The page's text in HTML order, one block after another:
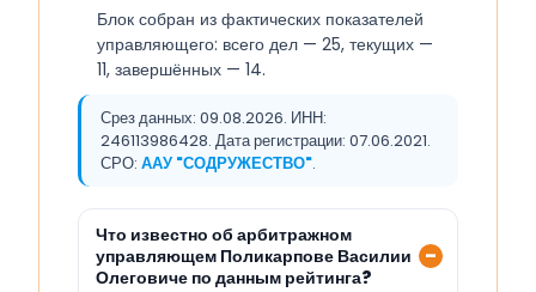
Блок собран из фактических показателей
управляющего: всего дел — 25, текущих —
11, завершённых — 14.
Срез данных: 09.08.2026. ИНН:
246113986428. Дата регистрации: 07.06.2021.
СРО: ААУ "СОДРУЖЕСТВО".
Что известно об арбитражном
управляющем Поликарпове Василии
Олеговиче по данным рейтинга?